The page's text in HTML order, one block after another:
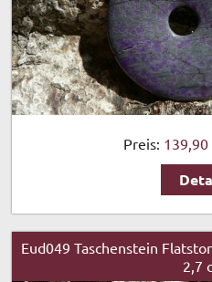
Preis: 139,90
Eud049 Taschenstein
2,7